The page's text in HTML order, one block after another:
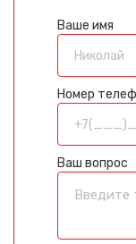
Ваше имя
Номер
Ваш вопрос